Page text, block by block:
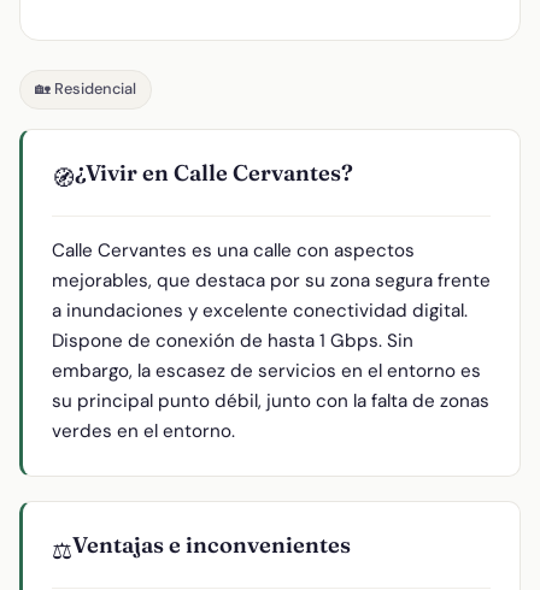
🏡 Residencial
🧭¿Vivir en Calle Cervantes?
Calle Cervantes es una calle con aspectos
mejorables, que destaca por su zona segura frente
a inundaciones y excelente conectividad digital.
Dispone de conexión de hasta 1 Gbps. Sin
embargo, la escasez de servicios en el entorno es
su principal punto débil, junto con la falta de zonas
verdes en el entorno.
⚖️Ventajas e inconvenientes